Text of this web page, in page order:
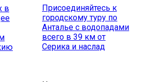
в
Присоединяйтесь к
городскому туру по
Анталье с водопадами
всего в 39 км от
Серика и наслад